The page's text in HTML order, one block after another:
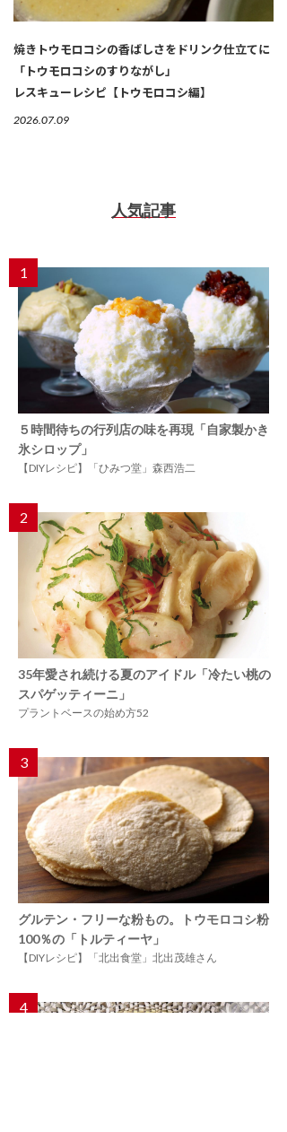
焼きトウモロコシの香ばしさをドリンク仕立てに
「トウモロコシのすりながし」
レスキューレシピ【トウモロコシ編】
2026.07.09
人気記事
1
５時間待ちの行列店の味を再現「自家製かき
氷シロップ」
【DIYレシピ】「ひみつ堂」森西浩二
2
35年愛され続ける夏のアイドル「冷たい桃の
スパゲッティーニ」
プラントベースの始め方52
3
グルテン・フリーな粉もの。トウモロコシ粉
100％の「トルティーヤ」
【DIYレシピ】「北出食堂」北出茂雄さん
4